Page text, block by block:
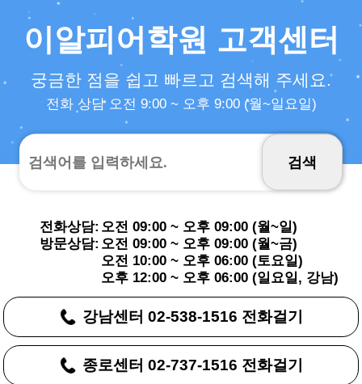
이알피어학원 고객센터
궁금한 점을 쉽고 빠르고 검색해 주세요.
전화 상담 오전 9:00 ~ 오후 9:00 (월~일요일)
전화상담:
방문상담:
오전 09:00 ~ 오후 09:00 (월~일)
오전 09:00 ~ 오후 09:00 (월~금)
오전 10:00 ~ 오후 06:00 (토요일)
오후 12:00 ~ 오후 06:00 (일요일, 강남)
강남센터 02-538-1516 전화걸기
종로센터 02-737-1516 전화걸기